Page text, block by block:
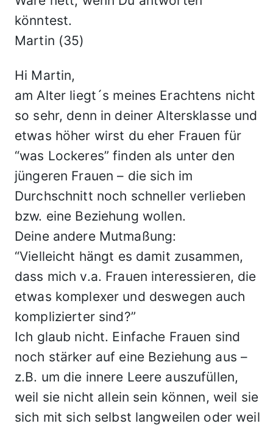
könntest.
Martin (35)
Hi Martin,
am Alter liegt´s meines Erachtens nicht
so sehr, denn in deiner Altersklasse und
etwas höher wirst du eher Frauen für
“was Lockeres” finden als unter den
jüngeren Frauen – die sich im
Durchschnitt noch schneller verlieben
bzw. eine Beziehung wollen.
Deine andere Mutmaßung:
“Vielleicht hängt es damit zusammen,
dass mich v.a. Frauen interessieren, die
etwas komplexer und deswegen auch
komplizierter sind?”
Ich glaub nicht. Einfache Frauen sind
noch stärker auf eine Beziehung aus –
z.B. um die innere Leere auszufüllen,
weil sie nicht allein sein können, weil sie
sich mit sich selbst langweilen oder weil